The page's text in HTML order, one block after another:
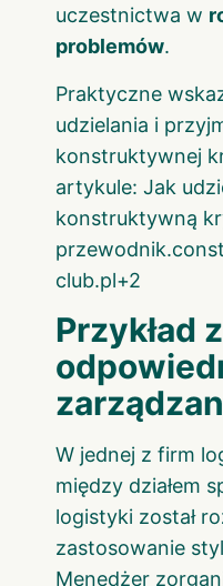
uczestnictwa w
problemów.
Praktyczne
udzielania i
konstruktywnej
artykule: Jak
konstruktywną
club.pl+2
Przykład
W jednej z firm
między działem
logistyki został
zastosowanie
Menedżer